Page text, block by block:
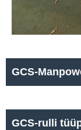
GCS-
GCS-rulli